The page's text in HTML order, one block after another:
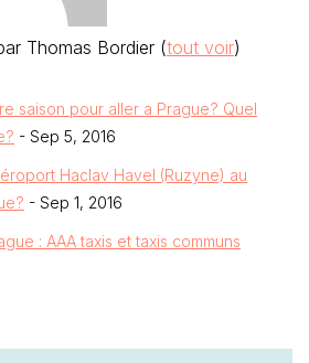
Thomas Bordier (tout voir)
saison pour aller a Prague? Quel
- Sep 5, 2016
Haclav Havel (Ruzyne) au
- Sep 1, 2016
: AAA taxis et taxis communs